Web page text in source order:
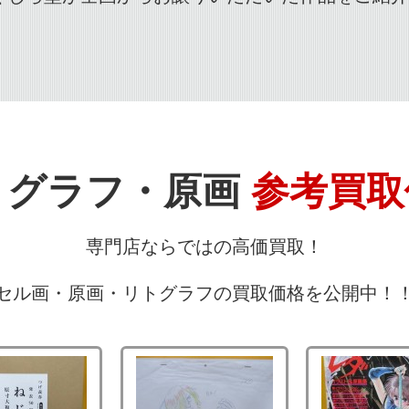
ラフ・原画 参考買
専門店ならではの高価買取！
ル画・原画・リトグラフの買取価格を公開中！